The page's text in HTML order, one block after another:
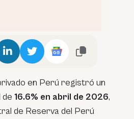
en Perú registró un
de 16.6% en abril de 2026,
de Reserva del Perú